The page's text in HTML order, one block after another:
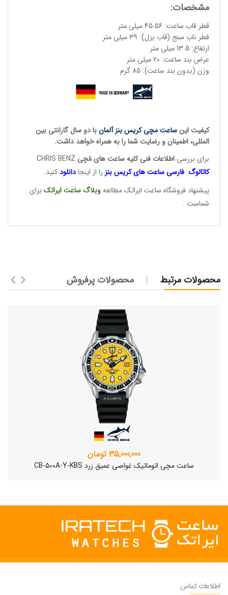
مشخصات:
قطر قاب ساعت: 45.56 میلی متر
قطر ناب سنج (قاب بزل): 39 میلی متر
ارتفاع: 13.5 میلی متر
عرض بند ساعت: 20 میلی متر
وزن (بدون بند ساعت): 85 گرم
کیفیت اینساعت مچی کریس بنز آلمانبا دو سال گارانتی بین
المللی، اطمینان و رضایت شما را به همراه خواهد داشت.
برای بررسی اطلاعات فنی کلیه ساعت های مُچی
کاتالوگ فارسی ساعت هایکریس بنز را از اینجادانلودکنید.
پیشنهاد فروشگاه ساعت ایراتک مطالعهوبلاگ ساعتایراتک برای
شماست .
محصولات مرتبط محصولات پرفروش
35,000,000 تومان
ساعت مچی اتوماتیک غواصی عمیق زرد CB-500A-Y-KBS
اطلاعات تماس